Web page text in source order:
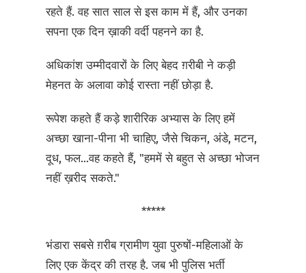
रहते हैं. वह सात साल से इस काम में हैं, और उनका
सपना एक दिन ख़ाकी वर्दी पहनने का है.
अधिकांश उम्मीदवारों के लिए बेहद ग़रीबी ने कड़ी
मेहनत के अलावा कोई रास्ता नहीं छोड़ा है.
रूपेश कहते हैं कड़े शारीरिक अभ्यास के लिए हमें
अच्छा खाना-पीना भी चाहिए, जैसे चिकन, अंडे, मटन,
दूध, फल...वह कहते हैं, "हममें से बहुत से अच्छा भोजन
नहीं ख़रीद सकते."
*****
भंडारा सबसे ग़रीब ग्रामीण युवा पुरुषों-महिलाओं के
लिए एक केंद्र की तरह है. जब भी पुलिस भर्ती